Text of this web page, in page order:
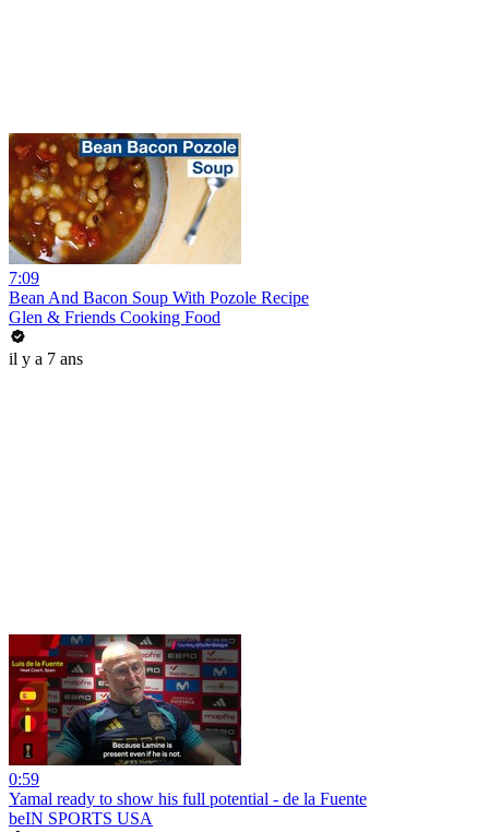
7:09
Bean And Bacon Soup With Pozole Recipe
Glen & Friends Cooking Food
il y a 7 ans
0:59
Yamal ready to show his full potential - de la Fuente
beIN SPORTS USA